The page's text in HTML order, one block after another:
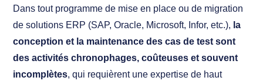
Dans tout programme de mise en place ou de migration
de solutions ERP (SAP, Oracle, Microsoft, Infor, etc.), la
conception et la maintenance des cas de test sont
des activités chronophages, coûteuses et souvent
incomplètes, qui requièrent une expertise de haut